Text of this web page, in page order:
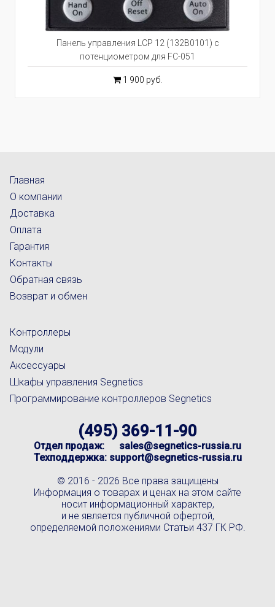
Панель управления LCP 12 (132B0101) с
потенциометром для FC-051
1 900 руб.
Главная
О компании
Доставка
Оплата
Гарантия
Контакты
Обратная связь
Возврат и обмен
Контроллеры
Модули
Аксессуары
Шкафы управления Segnetics
Программирование контроллеров Segnetics
(495) 369-11-90
Отдел продаж: sales@segnetics-russia.ru
Техподдержка: support@segnetics-russia.ru
© 2016 - 2026 Все права защищены
Информация о товарах и ценах на этом сайте
носит информационный характер,
и не является публичной офертой,
определяемой положениями Статьи 437 ГК РФ.